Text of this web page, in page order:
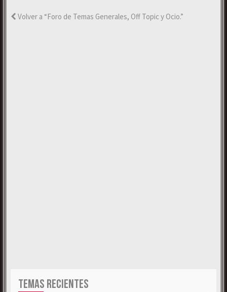
Volver a “Foro de Temas Generales, Off Topic y Ocio.”
TEMAS RECIENTES